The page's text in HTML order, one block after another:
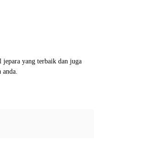
jepara yang terbaik dan juga